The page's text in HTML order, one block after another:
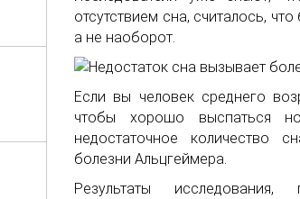
отсутствием сна, считалось,
а не наоборот.
Если вы человек среднего
чтобы хорошо выспаться
недостаточное количество
болезни Альцгеймера.
Результаты